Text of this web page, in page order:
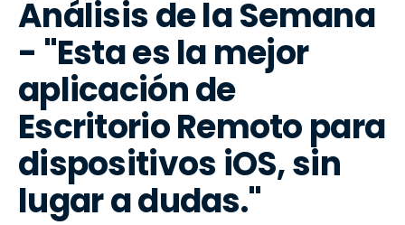
Análisis de la Semana
- "Esta es la mejor
aplicación de
Escritorio Remoto para
dispositivos iOS, sin
lugar a dudas."